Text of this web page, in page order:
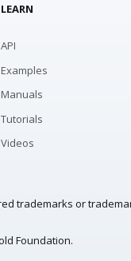
LEARN
API
Examples
Manuals
Tutorials
Videos
trademarks or
Foundation.